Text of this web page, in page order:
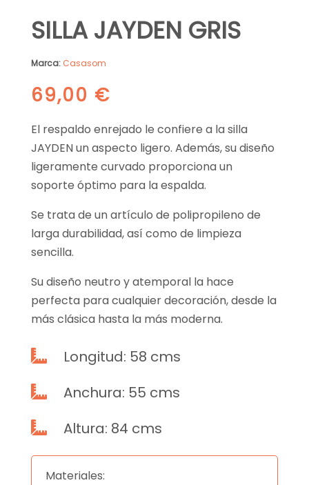
SILLA JAYDEN GRIS
Marca: Casasom
69,00 €
El respaldo enrejado le confiere a la silla
JAYDEN un aspecto ligero. Además, su diseño
ligeramente curvado proporciona un
soporte óptimo para la espalda.
Se trata de un artículo de polipropileno de
larga durabilidad, así como de limpieza
sencilla.
Su diseño neutro y atemporal la hace
perfecta para cualquier decoración, desde la
más clásica hasta la más moderna.
 Longitud: 58 cms
 Anchura: 55 cms
 Altura: 84 cms
Materiales: